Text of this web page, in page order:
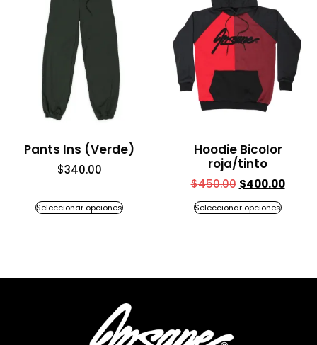
Pants Ins (Verde)
$340.00
Seleccionar opciones
Hoodie Bicolor
roja/tinto
$450.00 $400.00
Seleccionar opciones